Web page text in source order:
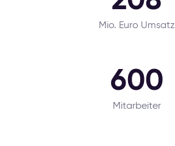
Mio. Euro Umsatz
600
Mitarbeiter